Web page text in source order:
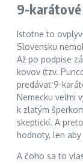
9-
Istotne to
Slovensku
Až po podpise
kovov (tzv.
predávať 9-
Nemecku veľmi
k zlatým
skeptickí. A
hodnoty, len
A čoho sa to